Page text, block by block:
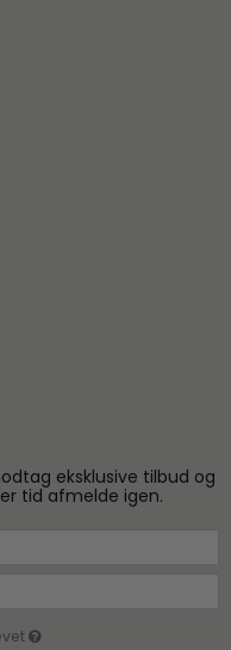
eksklusive tilbud og
tid afmelde igen.